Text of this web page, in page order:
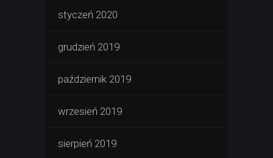
styczeń 2020
grudzień 2019
październik 2019
wrzesień 2019
sierpień 2019